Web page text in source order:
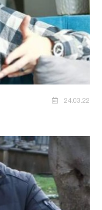
24.03.22